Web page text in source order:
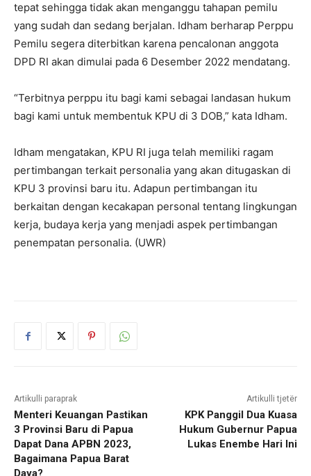
tepat sehingga tidak akan menganggu tahapan pemilu
yang sudah dan sedang berjalan. Idham berharap Perppu
Pemilu segera diterbitkan karena pencalonan anggota
DPD RI akan dimulai pada 6 Desember 2022 mendatang.
“Terbitnya perppu itu bagi kami sebagai landasan hukum
bagi kami untuk membentuk KPU di 3 DOB,” kata Idham.
Idham mengatakan, KPU RI juga telah memiliki ragam
pertimbangan terkait personalia yang akan ditugaskan di
KPU 3 provinsi baru itu. Adapun pertimbangan itu
berkaitan dengan kecakapan personal tentang lingkungan
kerja, budaya kerja yang menjadi aspek pertimbangan
penempatan personalia. (UWR)
Artikulli paraprak
Menteri Keuangan Pastikan
3 Provinsi Baru di Papua
Dapat Dana APBN 2023,
Bagaimana Papua Barat
Daya?
Artikulli tjetër
KPK Panggil Dua Kuasa
Hukum Gubernur Papua
Lukas Enembe Hari Ini